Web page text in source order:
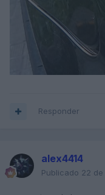
Responder
alex4414
Publicado 22 de